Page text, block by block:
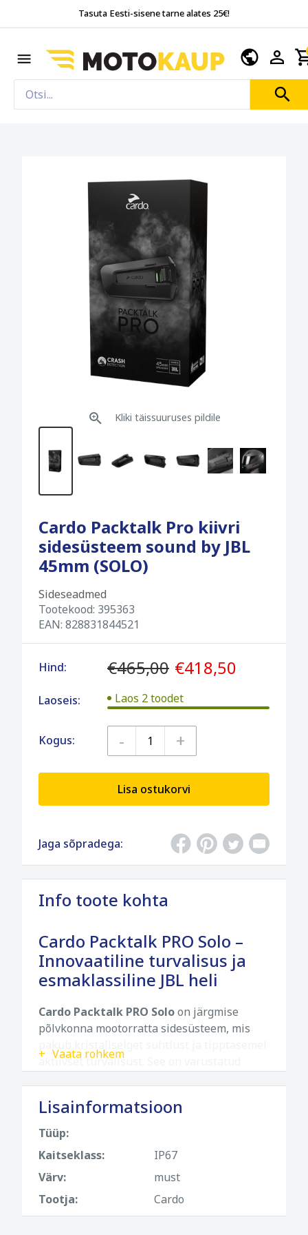
Tasuta Eesti-sisene tarne alates 25€!
Kliki täissuuruses pildile
Cardo Packtalk Pro kiivri
sidesüsteem sound by JBL
45mm (SOLO)
Sideseadmed
Tootekood: 395363
EAN: 828831844521
Hind: €465,00 €418,50
Laoseis: Laos 2 toodet
Kogus: - +
Lisa ostukorvi
Jaga sõpradega:
Info toote kohta
Cardo Packtalk PRO Solo –
Innovaatiline turvalisus ja
esmaklassiline JBL heli
Cardo Packtalk PRO Soloon järgmise
põlvkonna mootorratta sidesüsteem, mis
aktiivset turvalisust. See on varustatud
sõidu turvalisemaks ja nauditavamaks.
Cardo Packtalk PRO Solo peamised
omadused
Crash Detection (Kukkumisandur):
Nutikas süsteem tuvastab õnnetuse ja
saadab automaatselt hädaabisõnumi koos
Vaata rohkem
Lisainformatsioon
Tüüp:
Kaitseklass:
IP67
Värv:
must
Tootja:
Cardo